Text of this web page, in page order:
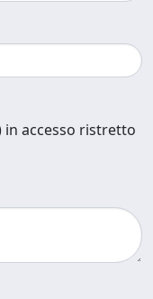
accesso ristretto